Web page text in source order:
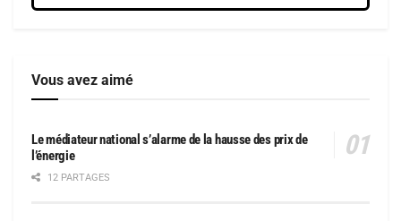
Vous avez aimé
Le médiateur national s’alarme de la hausse des prix de
l’énergie
12 PARTAGES